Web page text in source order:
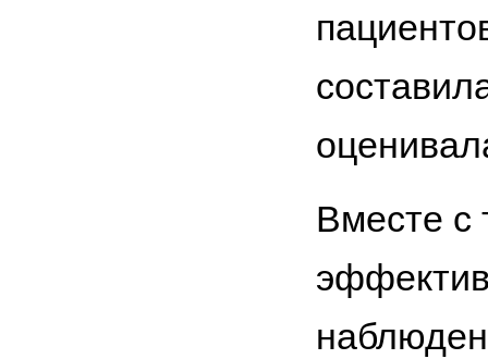
Вместе с